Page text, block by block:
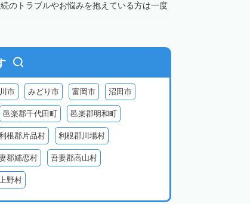
のトラブルやお悩みを抱えている方は一度
市 みどり市 富岡市 沼田市
邑楽郡千代田町 邑楽郡明和町
根郡片品村 利根郡川場村
郡嬬恋村 吾妻郡高山村
野村